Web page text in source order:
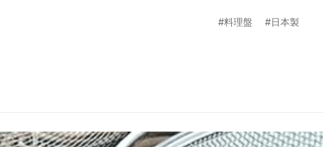
料理盤 日本製